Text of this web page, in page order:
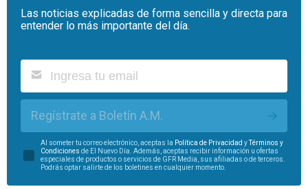
Las noticias explicadas de forma sencilla y directa para
entender lo más importante del día.
Regístrate a Boletín A.M.
Al someter tu correo electrónico, aceptas la Política de Privacidad yTérminos y
Condiciones de El Nuevo Día. Además, aceptas recibir información u ofertas
especiales de productos o servicios de GFR Media, sus afiliadas o de terceros.
Podrás optar salirte de los boletines en cualquier momento.